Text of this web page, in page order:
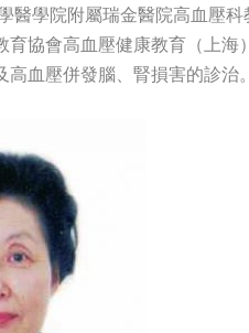
醫學院附屬瑞金醫院高血壓
育協會高血壓健康教育（上
血壓併發腦、腎損害的診治。